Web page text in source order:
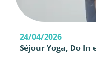
24/04/2026
Séjour Yoga, Do